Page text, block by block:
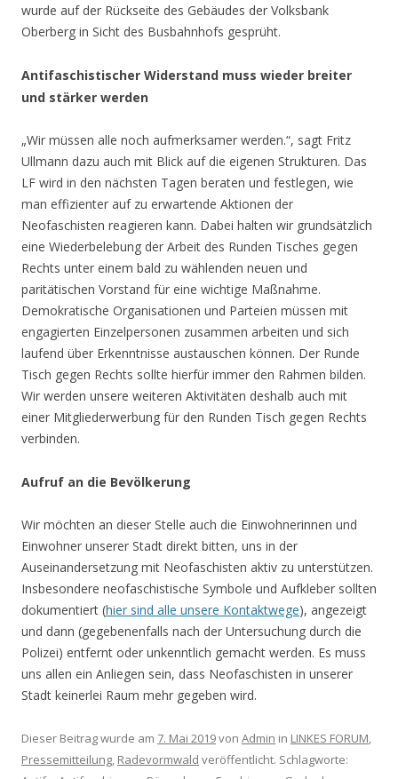
wurde auf der Rückseite des Gebäudes der Volksbank
Oberberg in Sicht des Busbahnhofs gesprüht.
Antifaschistischer Widerstand muss wieder breiter
und stärker werden
„Wir müssen alle noch aufmerksamer werden.“, sagt Fritz
Ullmann dazu auch mit Blick auf die eigenen Strukturen. Das
LF wird in den nächsten Tagen beraten und festlegen, wie
man effizienter auf zu erwartende Aktionen der
Neofaschisten reagieren kann. Dabei halten wir grundsätzlich
eine Wiederbelebung der Arbeit des Runden Tisches gegen
Rechts unter einem bald zu wählenden neuen und
paritätischen Vorstand für eine wichtige Maßnahme.
Demokratische Organisationen und Parteien müssen mit
engagierten Einzelpersonen zusammen arbeiten und sich
laufend über Erkenntnisse austauschen können. Der Runde
Tisch gegen Rechts sollte hierfür immer den Rahmen bilden.
Wir werden unsere weiteren Aktivitäten deshalb auch mit
einer Mitgliederwerbung für den Runden Tisch gegen Rechts
verbinden.
Aufruf an die Bevölkerung
Wir möchten an dieser Stelle auch die Einwohnerinnen und
Einwohner unserer Stadt direkt bitten, uns in der
Auseinandersetzung mit Neofaschisten aktiv zu unterstützen.
Insbesondere neofaschistische Symbole und Aufkleber sollten
dokumentiert (hier sind alle unsere Kontaktwege), angezeigt
und dann (gegebenenfalls nach der Untersuchung durch die
Polizei) entfernt oder unkenntlich gemacht werden. Es muss
uns allen ein Anliegen sein, dass Neofaschisten in unserer
Stadt keinerlei Raum mehr gegeben wird.
Dieser Beitrag wurde am 7. Mai 2019von Admin in LINKES FORUM,
Pressemitteilung, Radevormwald veröffentlicht. Schlagworte: